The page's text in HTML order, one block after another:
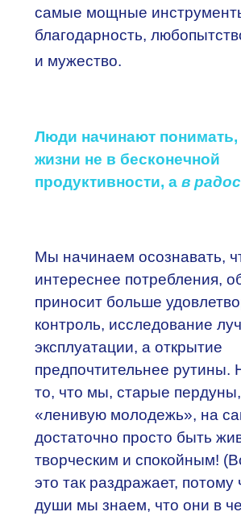
самые мощные
благодарность,
и мужество.
Люди начинают
жизни не в бесконечной
продуктивности, а в
Мы начинаем осознавать,
интереснее потребления,
приносит больше
контроль, исследование
эксплуатации, а открытие
предпочтительнее рутины.
то, что мы, старые
«ленивую молодежь», на
достаточно просто быть
творческим и спокойным!
это так раздражает, потому
души мы знаем, что они в